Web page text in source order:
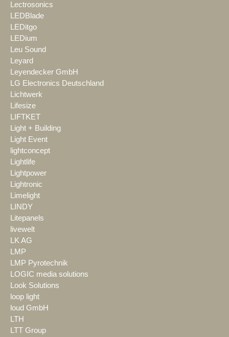
Lectrosonics
LEDBlade
LEDitgo
LEDium
Leu Sound
Leyard
Leyendecker GmbH
LG Electronics Deutschland
Lichtwerk
Lifesize
LIFTKET
Light + Building
Light Event
lightconcept
Lightlife
Lightpower
Lightronic
Limelight
LINDY
Litepanels
livewelt
LK AG
LMP
LMP Pyrotechnik
LOGIC media solutions
Look Solutions
loop light
loud GmbH
LTH
LTT Group